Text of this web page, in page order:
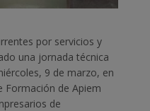
por servicios y
una jornada técnica
9 de marzo, en
Formación de Apiem
de